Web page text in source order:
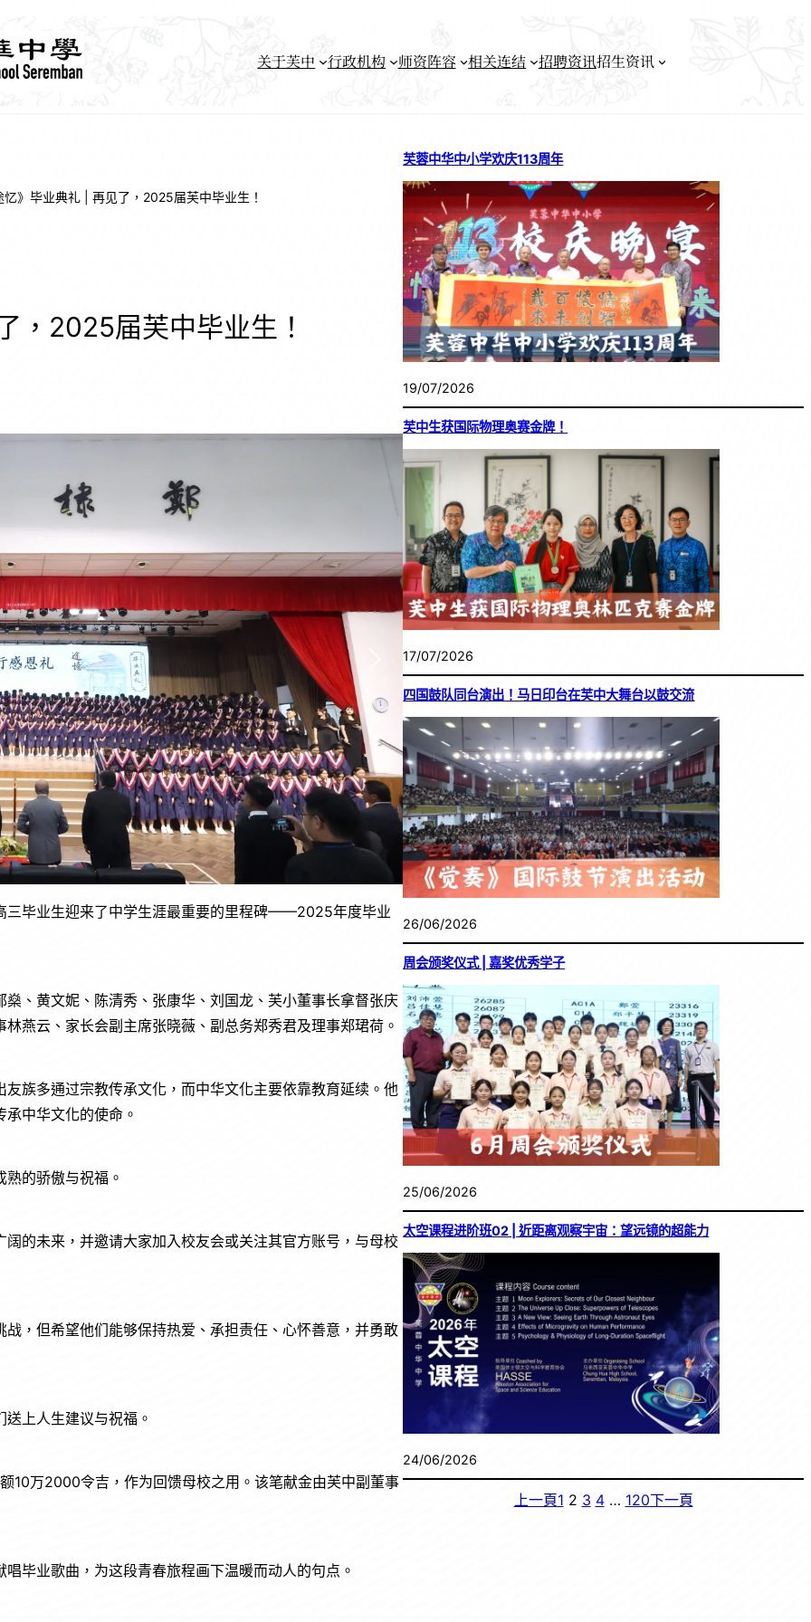
关于芙中 行政机构 师资阵容 相关连结 招聘资讯招生资讯
忆》毕业典礼 | 再见了，2025届芙中毕业生！
，2025届芙中毕业生！
三毕业生迎来了中学生涯最重要的里程碑——2025年度毕业
、黄文妮、陈清秀、张康华、刘国龙、芙小董事长拿督张庆
燕云、家长会副主席张晓薇、副总务郑秀君及理事郑珺荷。
族多通过宗教传承文化，而中华文化主要依靠教育延续。他
中华文化的使命。
的骄傲与祝福。
的未来，并邀请大家加入校友会或关注其官方账号，与母校
，但希望他们能够保持热爱、承担责任、心怀善意，并勇敢
上人生建议与祝福。
10万2000令吉，作为回馈母校之用。该笔献金由芙中副董事
毕业歌曲，为这段青春旅程画下温暖而动人的句点。
芙蓉中华中小学欢庆113周年
19/07/2026
芙中生获国际物理奥赛金牌！
17/07/2026
四国鼓队同台演出！马日印台在芙中大舞台以鼓交流
26/06/2026
周会颁奖仪式 | 嘉奖优秀学子
25/06/2026
太空课程进阶班02 | 近距离观察宇宙：望远镜的超能力
24/06/2026
上一頁1 2 3 4 … 120下一頁